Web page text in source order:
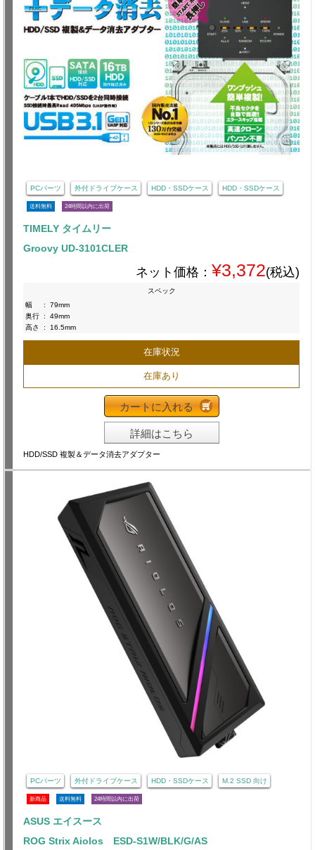
PCパーツ 外付ドライブケース HDD・SSDケース HDD・SSDケース
送料無料 24時間以内に出荷
TIMELY タイムリー
Groovy UD-3101CLER
ネット価格： ¥3,372(税込)
スペック
幅
:
79mm
奥行 :
49mm
高さ
: 16.5mm
在庫状況
在庫あり
カートに入れる
詳細はこちら
HDD/SSD 複製＆データ消去アダプター
PCパーツ 外付ドライブケース HDD・SSDケース M.2 SSD 向け
新商品 送料無料 24時間以内に出荷
ASUS エイスース
ROG Strix Aiolos ESD-S1W/BLK/G/AS